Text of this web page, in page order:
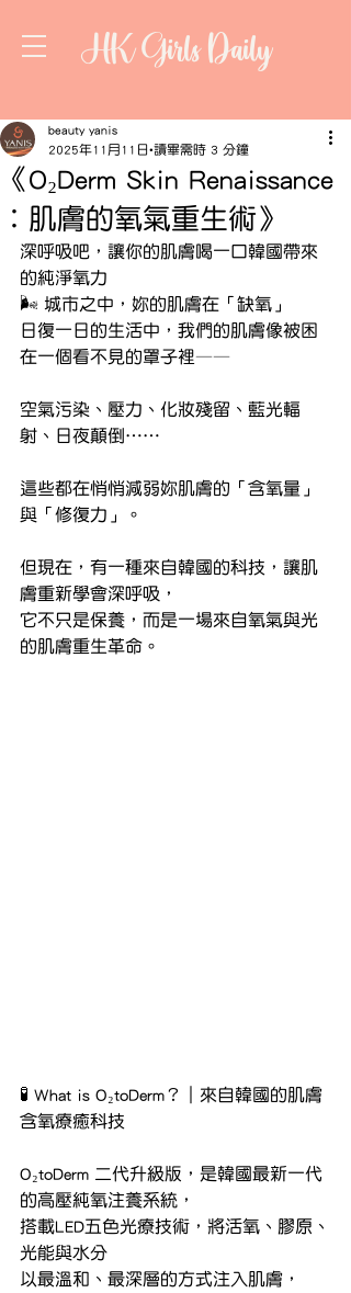
HK Girls Daily
《O₂Derm Skin Renaissance
︰肌膚的氧氣重生術》
beauty yanis
2025年11月11日 讀畢需時 3 分鐘
深呼吸吧，讓你的肌膚喝一口韓國帶來
的純淨氧力
🌬 城市之中，妳的肌膚在「缺氧」
日復一日的生活中，我們的肌膚像被困
在一個看不見的罩子裡——
空氣污染、壓力、化妝殘留、藍光輻
射、日夜顛倒……
這些都在悄悄減弱妳肌膚的「含氧量」
與「修復力」。
但現在，有一種來自韓國的科技，讓肌
膚重新學會深呼吸，
它不只是保養，而是一場來自氧氣與光
的肌膚重生革命。
🧪 What is O₂toDerm？｜來自韓國的肌膚
含氧療癒科技
O₂toDerm 二代升級版，是韓國最新一代
的高壓純氧注養系統，
搭載LED五色光療技術，將活氧、膠原、
光能與水分
以最溫和、最深層的方式注入肌膚，